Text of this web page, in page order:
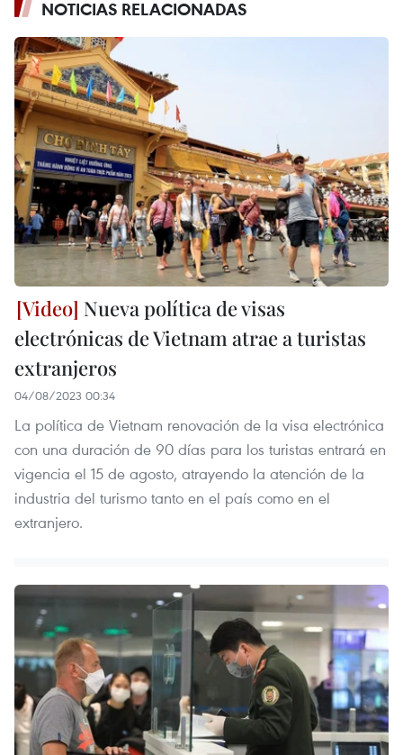
NOTICIAS RELACIONADAS
Nueva política de visas
electrónicas de Vietnam atrae a turistas
extranjeros
04/08/2023 00:34
La política de Vietnam renovación de la visa electrónica
con una duración de 90 días para los turistas entrará en
vigencia el 15 de agosto, atrayendo la atención de la
industria del turismo tanto en el país como en el
extranjero.